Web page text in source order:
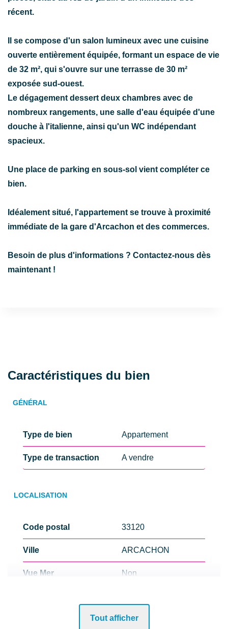
récent.
Il se compose d'un salon lumineux avec une cuisine
ouverte entièrement équipée, formant un espace de vie
de 32 m², qui s'ouvre sur une terrasse de 30 m²
exposée sud-ouest.
Le dégagement dessert deux chambres avec de
nombreux rangements, une salle d'eau équipée d'une
douche à l'italienne, ainsi qu'un WC indépendant
spacieux.
Une place de parking en sous-sol vient compléter ce
bien.
Idéalement situé, l'appartement se trouve à proximité
immédiate de la gare d'Arcachon et des commerces.
Besoin de plus d'informations ? Contactez-nous dès
maintenant !
Caractéristiques du bien
GÉNÉRAL
Type de bien Appartement
Type de transaction A vendre
LOCALISATION
Code postal 33120
Ville ARCACHON
Vue Mer Non
2
Tout afficher